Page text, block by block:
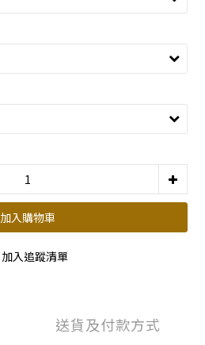
加入購物車
加入追蹤清單
送貨及付款方式